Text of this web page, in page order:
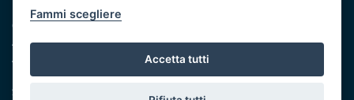
Note legali
Cookie e privacy
Amministrazione trasparente
Atti di notifica
Feed RSS
Servizi intranet
Fammi scegliere
Accetta tutti